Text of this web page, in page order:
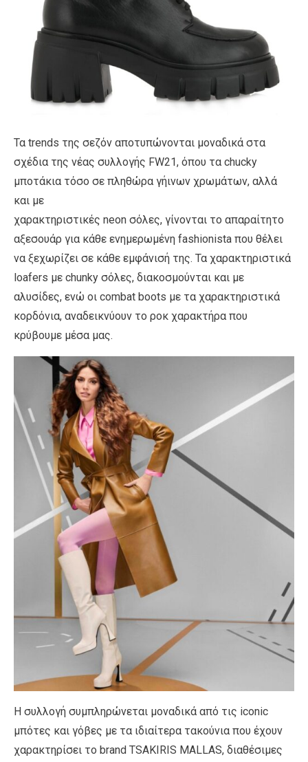
Τα trends της σεζόν αποτυπώνονται μοναδικά στα
σχέδια της νέας συλλογής FW21, όπου τα chucky
μποτάκια τόσο σε πληθώρα γήινων χρωμάτων, αλλά
και με
χαρακτηριστικές neon σόλες, γίνονται το απαραίτητο
αξεσουάρ για κάθε ενημερωμένη fashionista που θέλει
να ξεχωρίζει σε κάθε εμφάνισή της. Τα χαρακτηριστικά
loafers με chunky σόλες, διακοσμούνται και με
αλυσίδες, ενώ οι combat boots με τα χαρακτηριστικά
κορδόνια, αναδεικνύουν το ροκ χαρακτήρα που
κρύβουμε μέσα μας.
Η συλλογή συμπληρώνεται μοναδικά από τις iconic
μπότες και γόβες με τα ιδιαίτερα τακούνια που έχουν
χαρακτηρίσει το brand TSAKIRIS MALLAS, διαθέσιμες